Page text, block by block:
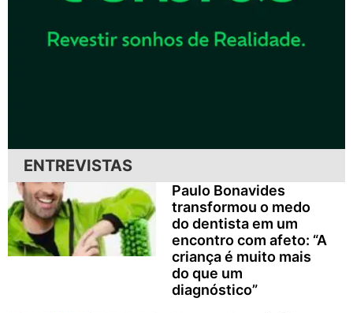
ENTREVISTAS
Paulo Bonavides
transformou o medo
do dentista em um
encontro com afeto: “A
criança é muito mais
do que um
diagnóstico”